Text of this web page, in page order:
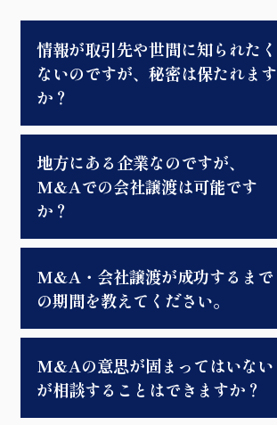
情報が取引先や世間に知られたく
ないのですが、秘密は保たれます
か？
地方にある企業なのですが、
M&Aでの会社譲渡は可能です
か？
M&A・会社譲渡が成功するまで
の期間を教えてください。
M&Aの意思が固まってはいない
が相談することはできますか？